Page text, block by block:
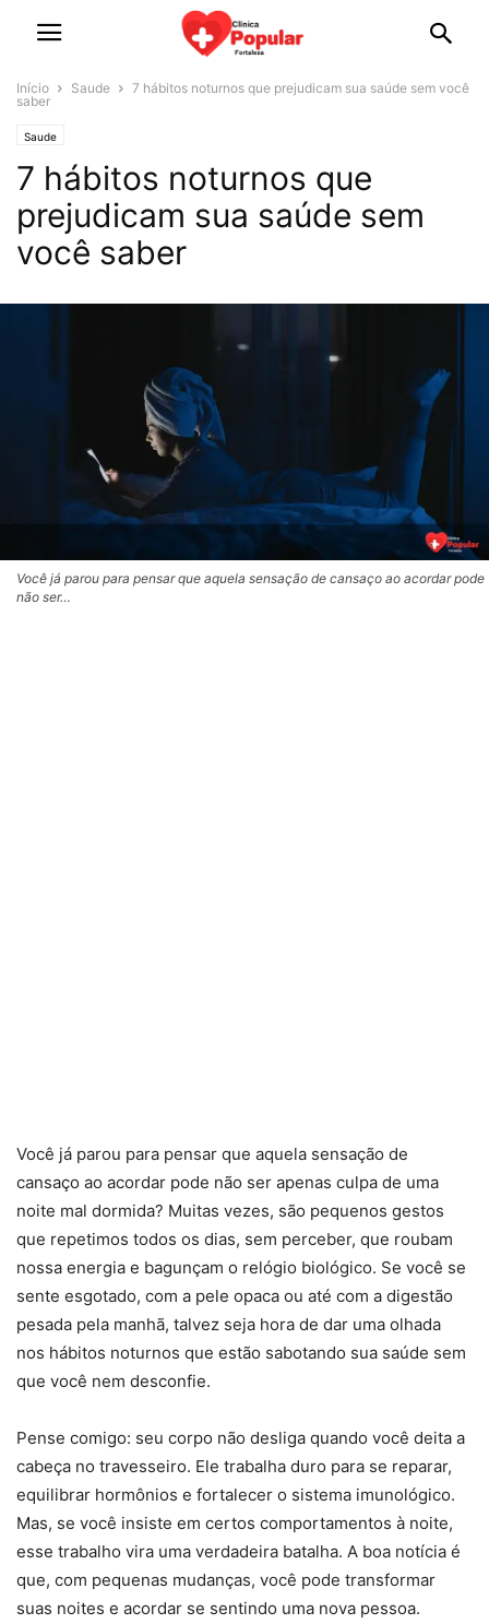
Início Saude
7 hábitos noturnos que prejudicam sua saúde sem você
saber
Saude
7 hábitos noturnos que
prejudicam sua saúde sem
você saber
Você já parou para pensar que aquela sensação de cansaço ao acordar pode
não ser…
Você já parou para pensar que aquela sensação de
cansaço ao acordar pode não ser apenas culpa de uma
noite mal dormida? Muitas vezes, são pequenos gestos
que repetimos todos os dias, sem perceber, que roubam
nossa energia e bagunçam o relógio biológico. Se você se
sente esgotado, com a pele opaca ou até com a digestão
pesada pela manhã, talvez seja hora de dar uma olhada
nos hábitos noturnos que estão sabotando sua saúde sem
que você nem desconfie.
Pense comigo: seu corpo não desliga quando você deita a
cabeça no travesseiro. Ele trabalha duro para se reparar,
equilibrar hormônios e fortalecer o sistema imunológico.
Mas, se você insiste em certos comportamentos à noite,
esse trabalho vira uma verdadeira batalha. A boa notícia é
que, com pequenas mudanças, você pode transformar
suas noites e acordar se sentindo uma nova pessoa.